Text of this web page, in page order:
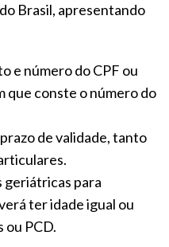
Brasil, apresentando
e número do CPF ou
que conste o número do
de validade, tanto
geriátricas para
ter idade igual ou
ou PCD.